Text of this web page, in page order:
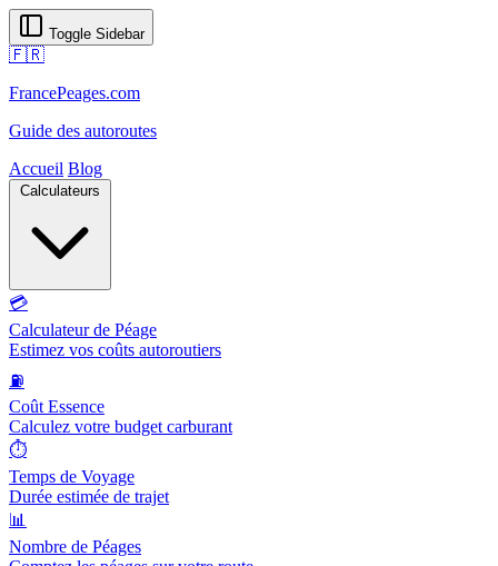
Toggle Sidebar
🇫🇷
FrancePeages.com
Guide des autoroutes
Accueil Blog
Calculateurs
💳
Calculateur de Péage
Estimez vos coûts autoroutiers
⛽
Coût Essence
Calculez votre budget carburant
⏱️
Temps de Voyage
Durée estimée de trajet
📊
Nombre de Péages